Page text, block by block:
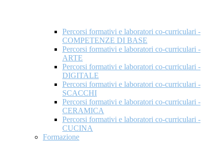
Percorsi formativi e laboratori co-curriculari -
COMPETENZE DI BASE
Percorsi formativi e laboratori co-curriculari -
ARTE
Percorsi formativi e laboratori co-curriculari -
DIGITALE
Percorsi formativi e laboratori co-curriculari -
SCACCHI
Percorsi formativi e laboratori co-curriculari -
CERAMICA
Percorsi formativi e laboratori co-curriculari -
CUCINA
Formazione